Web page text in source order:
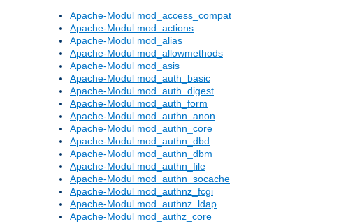
Apache-Modul mod_access_compat
Apache-Modul mod_actions
Apache-Modul mod_alias
Apache-Modul mod_allowmethods
Apache-Modul mod_asis
Apache-Modul mod_auth_basic
Apache-Modul mod_auth_digest
Apache-Modul mod_auth_form
Apache-Modul mod_authn_anon
Apache-Modul mod_authn_core
Apache-Modul mod_authn_dbd
Apache-Modul mod_authn_dbm
Apache-Modul mod_authn_file
Apache-Modul mod_authn_socache
Apache-Modul mod_authnz_fcgi
Apache-Modul mod_authnz_ldap
Apache-Modul mod_authz_core